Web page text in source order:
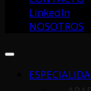
LinkedIn
NOSOTROS